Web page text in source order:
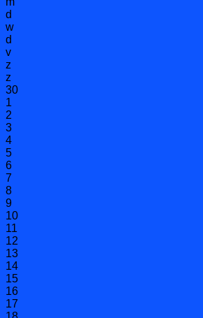
d
w
d
v
z
z
30
1
2
3
4
5
6
7
8
9
10
11
12
13
14
15
16
17